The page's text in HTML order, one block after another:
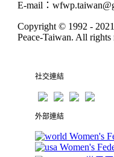
E-mail ：
Copyright © 1992 - 2021
Peace-Taiwan. All rights
社交連結
外部連結
Women's
Women's